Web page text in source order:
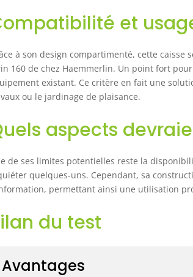
et
à son design compartimenté, cette
160 de chez Haemmerlin. Un point fort
existant. Ce critère en fait une
ou le jardinage de plaisance.
aspects
de ses limites potentielles reste la
quelques-uns. Cependant, sa
permettant ainsi une utilisation
du test
Avantages